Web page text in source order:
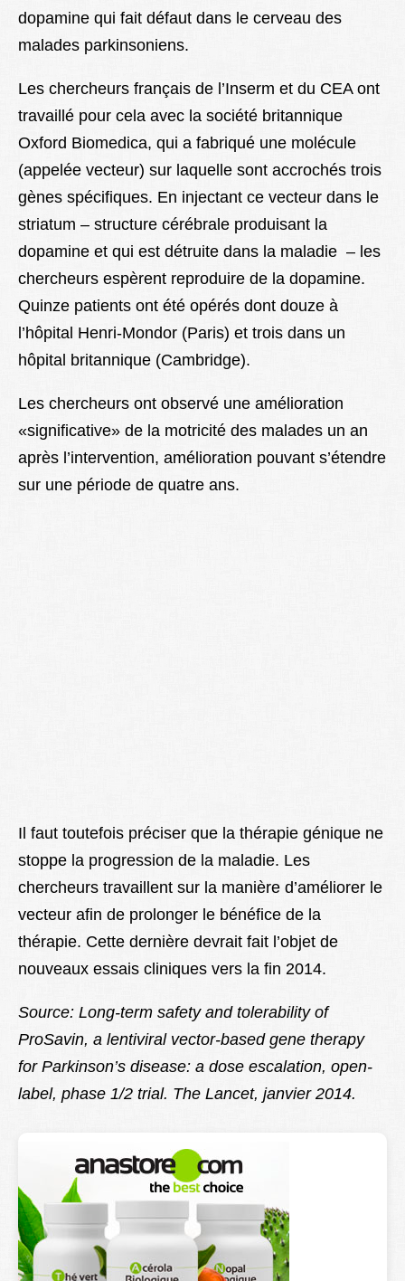
dopamine qui fait défaut dans le cerveau des
malades parkinsoniens.
Les chercheurs français de l’Inserm et du CEA ont
travaillé pour cela avec la société britannique
Oxford Biomedica, qui a fabriqué une molécule
(appelée vecteur) sur laquelle sont accrochés trois
gènes spécifiques. En injectant ce vecteur dans le
striatum – structure cérébrale produisant la
dopamine et qui est détruite dans la maladie – les
chercheurs espèrent reproduire de la dopamine.
Quinze patients ont été opérés dont douze à
l’hôpital Henri-Mondor (Paris) et trois dans un
hôpital britannique (Cambridge).
Les chercheurs ont observé une amélioration
«significative» de la motricité des malades un an
après l’intervention, amélioration pouvant s’étendre
sur une période de quatre ans.
Il faut toutefois préciser que la thérapie génique ne
stoppe la progression de la maladie. Les
chercheurs travaillent sur la manière d’améliorer le
vecteur afin de prolonger le bénéfice de la
thérapie. Cette dernière devrait fait l’objet de
nouveaux essais cliniques vers la fin 2014.
Source: Long-term safety and tolerability of
ProSavin, a lentiviral vector-based gene therapy
for Parkinson’s disease: a dose escalation, open-
label, phase 1/2 trial. The Lancet, janvier 2014.